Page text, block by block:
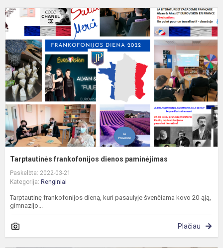
Tarptautinės frankofonijos dienos paminėjimas
Paskelbta: 2022-03-21
Kategorija: Renginiai
Tarptautinę frankofonijos dieną, kuri pasaulyje švenčiama kovo 20-ąją,
gimnazijo...
Plačiau